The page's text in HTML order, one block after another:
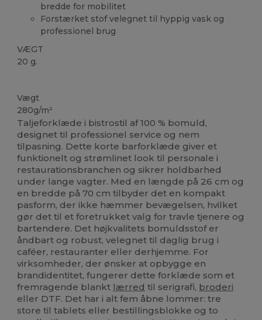
bredde for mobilitet
Forstærket stof velegnet til hyppig vask og
professionel brug
VÆGT
20 g.
Vægt
280g/m²
Taljeforklæde i bistrostil af 100 % bomuld,
designet til professionel service og nem
tilpasning. Dette korte barforklæde giver et
funktionelt og strømlinet look til personale i
restaurationsbranchen og sikrer holdbarhed
under lange vagter. Med en længde på 26 cm og
en bredde på 70 cm tilbyder det en kompakt
pasform, der ikke hæmmer bevægelsen, hvilket
gør det til et foretrukket valg for travle tjenere og
bartendere. Det højkvalitets bomuldsstof er
åndbart og robust, velegnet til daglig brug i
caféer, restauranter eller derhjemme. For
virksomheder, der ønsker at opbygge en
brandidentitet, fungerer dette forklæde som et
fremragende blankt lærred til serigrafi, broderi
eller DTF. Det har i alt fem åbne lommer: tre
store til tablets eller bestillingsblokke og to